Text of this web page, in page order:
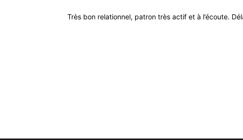
Très bon relationnel, patron très actif et à l’écoute.